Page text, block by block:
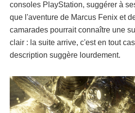
consoles PlayStation, suggérer à
que l'aventure de Marcus Fenix et
camarades pourrait connaître une
clair : la suite arrive, c'est en tout
description suggère lourdement.